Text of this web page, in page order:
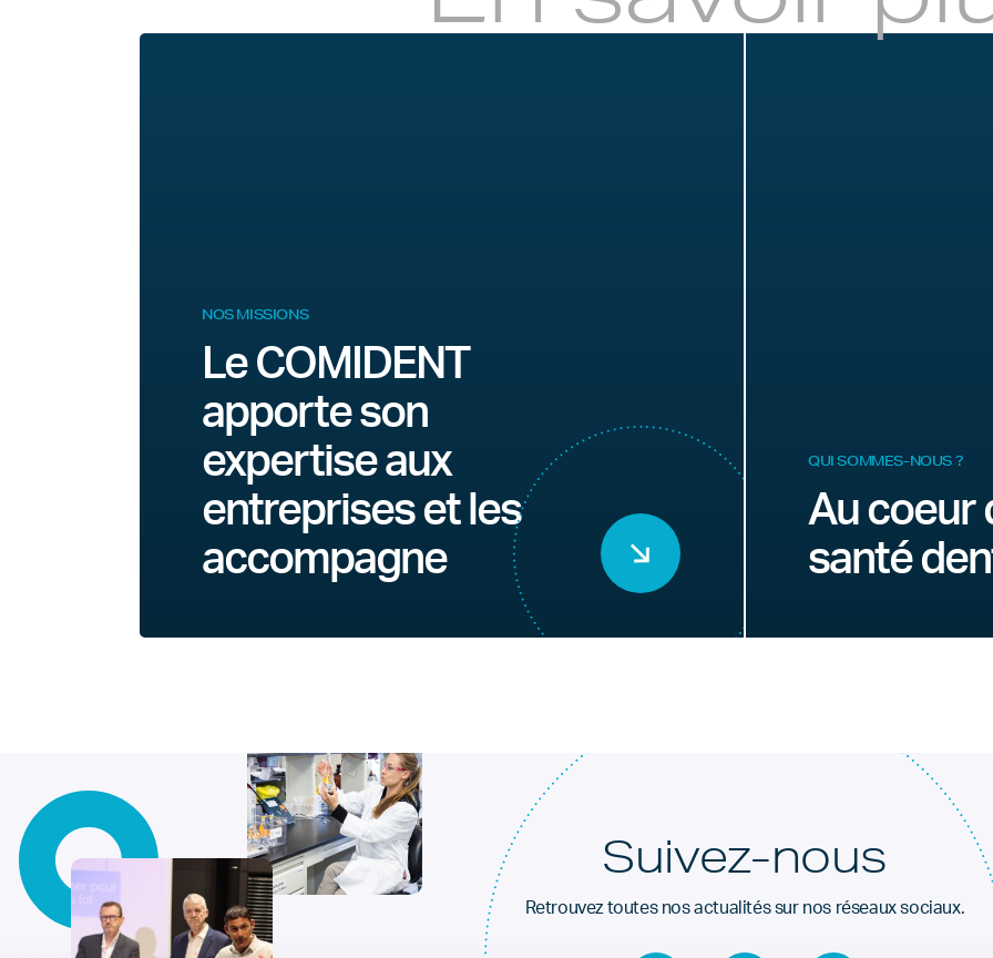
NOS MISSIONS
Le COMIDENT
apporte son
expertise aux
entreprises et les
accompagne
QUI SOMMES-NOUS ?
Au coeur
santé
Suivez-nous
Retrouvez toutes nos actualités sur nos réseaux sociaux.